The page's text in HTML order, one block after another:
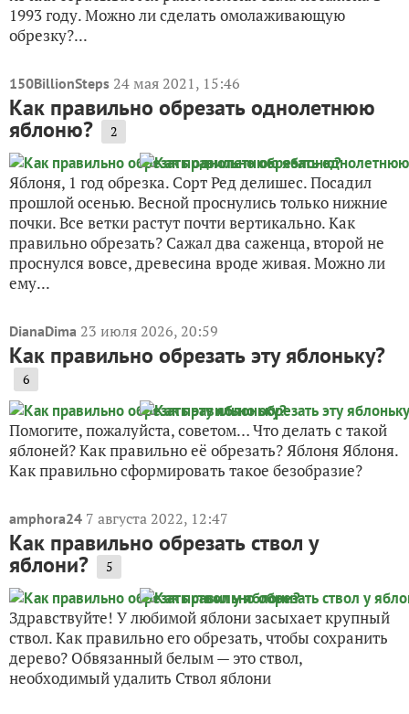
1993 году. Можно ли сделать омолаживающую
обрезку?...
150BillionSteps 24 мая 2021, 15:46
Как правильно обрезать однолетнюю
яблоню? 2
Яблоня, 1 год обрезка. Сорт Ред делишес. Посадил
прошлой осенью. Весной проснулись только нижние
почки. Все ветки растут почти вертикально. Как
правильно обрезать? Сажал два саженца, второй не
проснулся вовсе, древесина вроде живая. Можно ли
ему...
DianaDima 23 июля 2026, 20:59
Как правильно обрезать эту яблоньку?
6
Помогите, пожалуйста, советом… Что делать с такой
яблоней? Как правильно её обрезать? Яблоня Яблоня.
Как правильно сформировать такое безобразие?
amphora24 7 августа 2022, 12:47
Как правильно обрезать ствол у
яблони? 5
Здравствуйте! У любимой яблони засыхает крупный
ствол. Как правильно его обрезать, чтобы сохранить
дерево? Обвязанный белым — это ствол,
необходимый удалить Ствол яблони